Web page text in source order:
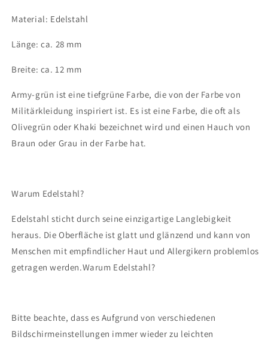
Material: Edelstahl
Länge: ca. 28 mm
Breite: ca. 12 mm
Army-grün ist eine tiefgrüne Farbe, die von der Farbe von
Militärkleidung inspiriert ist. Es ist eine Farbe, die oft als
Olivegrün oder Khaki bezeichnet wird und einen Hauch von
Braun oder Grau in der Farbe hat.
Warum Edelstahl?
Edelstahl sticht durch seine einzigartige Langlebigkeit
heraus. Die Oberfläche ist glatt und glänzend und kann von
Menschen mit empfindlicher Haut und Allergikern problemlos
getragen werden.Warum Edelstahl?
Bitte beachte, dass es Aufgrund von verschiedenen
Bildschirmeinstellungen immer wieder zu leichten